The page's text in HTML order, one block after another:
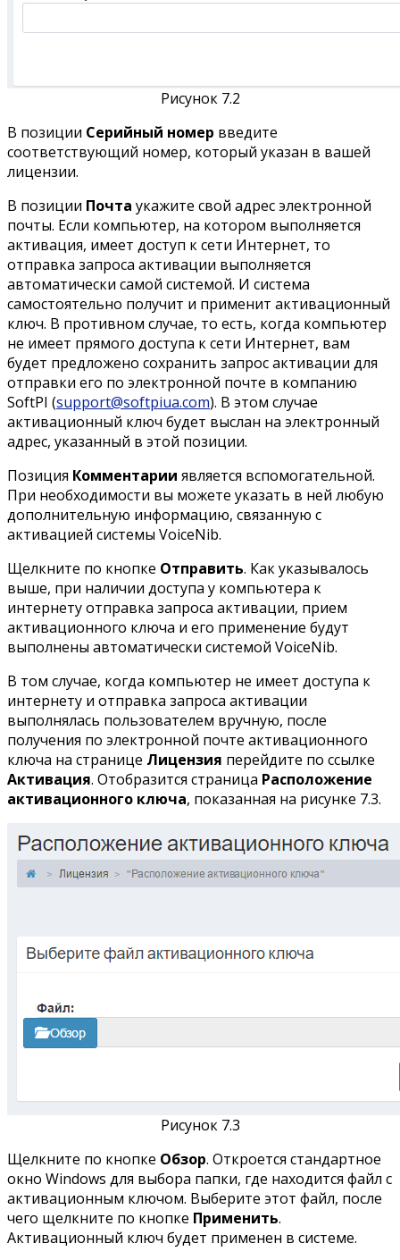
Рисунок 7.2
В позиции Серийный номер введите
соответствующий номер, который указан в вашей
лицензии.
В позиции Почта укажите свой адрес электронной
почты. Если компьютер, на котором выполняется
активация, имеет доступ к сети Интернет, то
отправка запроса активации выполняется
автоматически самой системой. И система
самостоятельно получит и применит активационный
ключ. В противном случае, то есть, когда компьютер
не имеет прямого доступа к сети Интернет, вам
будет предложено сохранить запрос активации для
отправки его по электронной почте в компанию
SoftPI (support@softpiua.com). В этом случае
активационный ключ будет выслан на электронный
адрес, указанный в этой позиции.
Позиция Комментарии является вспомогательной.
При необходимости вы можете указать в ней любую
дополнительную информацию, связанную с
активацией системы VoiceNib.
Щелкните по кнопке Отправить. Как указывалось
выше, при наличии доступа у компьютера к
интернету отправка запроса активации, прием
активационного ключа и его применение будут
выполнены автоматически системой VoiceNib.
В том случае, когда компьютер не имеет доступа к
интернету и отправка запроса активации
выполнялась пользователем вручную, после
получения по электронной почте активационного
ключа на странице Лицензия перейдите по ссылке
Активация. Отобразится страница Расположение
активационного ключа, показанная на рисунке 7.3.
Рисунок 7.3
Щелкните по кнопке Обзор. Откроется стандартное
окно Windows для выбора папки, где находится файл с
активационным ключом. Выберите этот файл, после
чего щелкните по кнопке Применить.
Активационный ключ будет применен в системе.